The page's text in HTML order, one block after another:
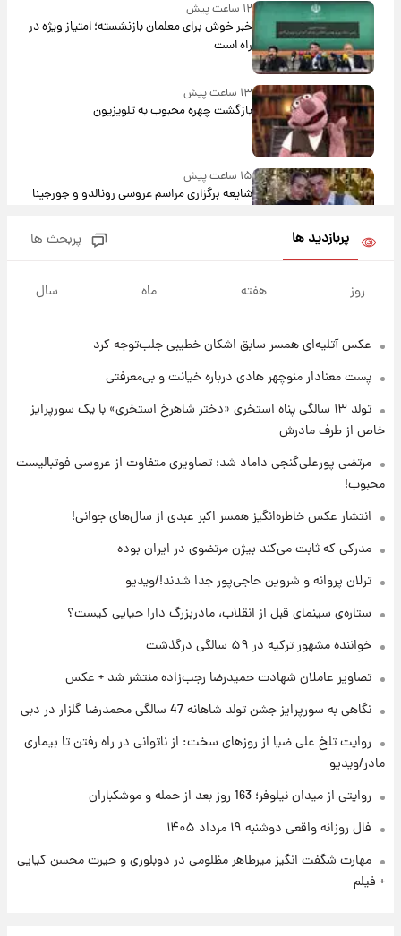
۱۲ ساعت پیش
خبر خوش برای معلمان بازنشسته؛ امتیاز ویژه در
راه است
۱۳ ساعت پیش
بازگشت چهره محبوب به تلویزیون
۱۵ ساعت پیش
شایعه برگزاری مراسم عروسی رونالدو و جورجینا
۲۳ ساعت پیش
۲۱ ساعت پیش
فال قهوه روزانه دوشنبه ۱۹ مرداد ماه ۱۴۰۵
فال روزانه واقعی دوشنبه ۱۹ مرداد ۱۴۰۵
۱ روز پیش
شد
پربازدید ها پربحث ها
روز هفته ماه سال
عکس‌ آتلیه‌ای همسر سابق اشکان خطیبی جلب‌توجه کرد
پست معنادار منوچهر هادی درباره خیانت و بی‌معرفتی
تولد ۱۳ سالگی پناه استخری «دختر شاهرخ استخری» با یک سورپرایز
خاص از طرف مادرش
مرتضی پورعلی‌گنجی داماد شد؛ تصاویری متفاوت از عروسی فوتبالیست
محبوب!
انتشار عکس خاطره‌انگیز همسر اکبر عبدی از سال‌های جوانی!
مدرکی که ثابت می‌کند بیژن مرتضوی در ایران بوده
ترلان پروانه و شروین حاجی‌پور جدا شدند!/ویدیو
ستاره‌ی سینمای قبل از انقلاب، مادربزرگ دارا حیایی کیست؟
خواننده مشهور ترکیه در ۵۹ سالگی درگذشت
تصاویر عاملان شهادت حمیدرضا رجب‌زاده منتشر شد + عکس
نگاهی به سورپرایز جشن تولد شاهانه 47 سالگی محمدرضا گلزار در دبی
روایت تلخ علی ضیا از روزهای سخت: از ناتوانی در راه رفتن تا بیماری
مادر/ویدیو
روایتی از میدان نیلوفر؛ 163 روز بعد از حمله و موشکباران
فال روزانه واقعی دوشنبه ۱۹ مرداد ۱۴۰۵
مهارت شگفت انگیز میرطاهر مظلومی در دوبلوری و حیرت محسن کیایی
+ فیلم